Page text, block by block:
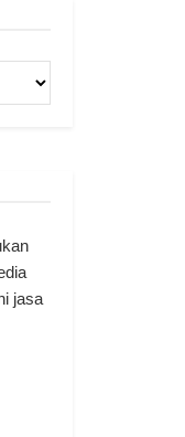
jasa